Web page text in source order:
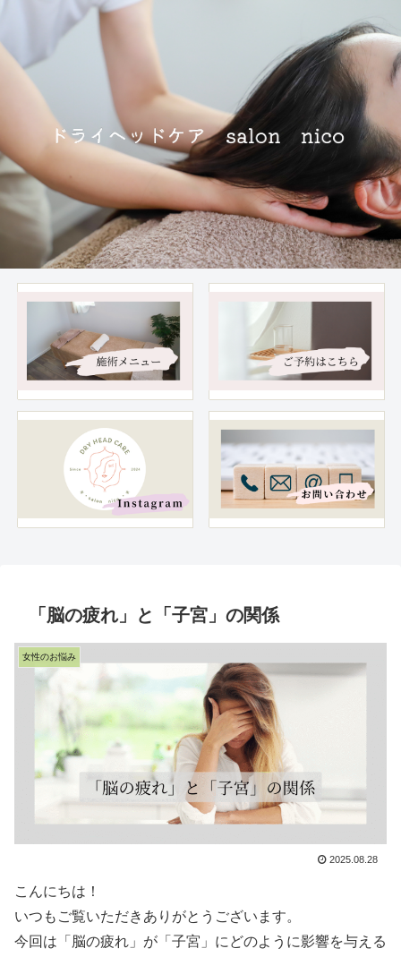
「脳の疲れ」と「子宮」の関係
女性のお悩み
2025.08.28
こんにちは！
いつもご覧いただきありがとうございます。
今回は「脳の疲れ」が「子宮」にどのように影響を与える